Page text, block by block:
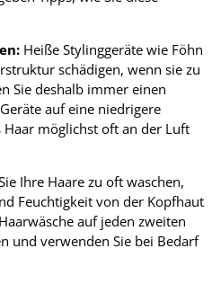
Heiße Stylinggeräte wie Föhn
schädigen, wenn sie zu
Sie deshalb immer einen
auf eine niedrigere
Haar möglichst oft an der Luft
Ihre Haare zu oft waschen,
Feuchtigkeit von der Kopfhaut
auf jeden zweiten
und verwenden Sie bei Bedarf